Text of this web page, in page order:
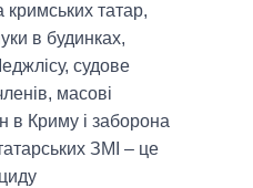
кримських татар,
в будинках,
судове
масові
в Криму і заборона
ЗМІ – це